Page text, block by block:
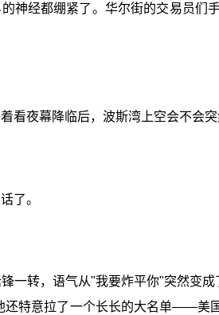
神经都绷紧了。华尔街的交易员们
看夜幕降临后，波斯湾上空会不会突
了。
一转，语气从"我要炸平你"突然变
还特意拉了一个长长的大名单——